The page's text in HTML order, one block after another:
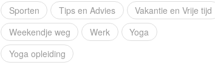
Sporten
Tips en Advies
Vakantie en Vrije tijd
Weekendje weg
Werk
Yoga
Yoga opleiding